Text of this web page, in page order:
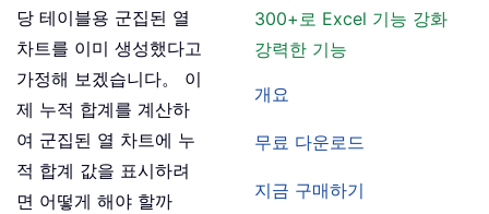
300+로 Excel 기능 강화
강력한 기능
개요
무료 다운로드
지금 구매하기
당 테이블용 군집된 열
차트를 이미 생성했다고
가정해 보겠습니다。 이
제 누적 합계를 계산하
여 군집된 열 차트에 누
적 합계 값을 표시하려
면 어떻게 해야 할까